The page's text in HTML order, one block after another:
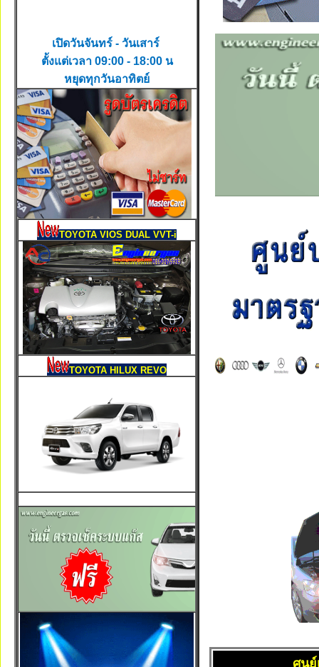
เปิดวันจันทร์ - วันเสาร์
ตั้งแต่เวลา 09:00 - 18:00 น
หยุดทุกวันอาทิตย์
TOYOTA VIOS DUAL VVT-i
TOYOTA HILUX REVO
ศูน